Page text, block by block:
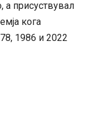
а присуствувал
кога
1986 и 2022